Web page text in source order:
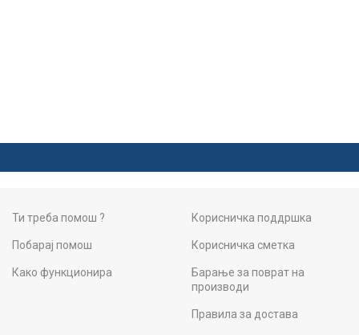
Ти треба помош ?
Побарај помош
Како функционира
Корисничка поддршка
Корисничка сметка
Барање за поврат на
производи
Правила за достава